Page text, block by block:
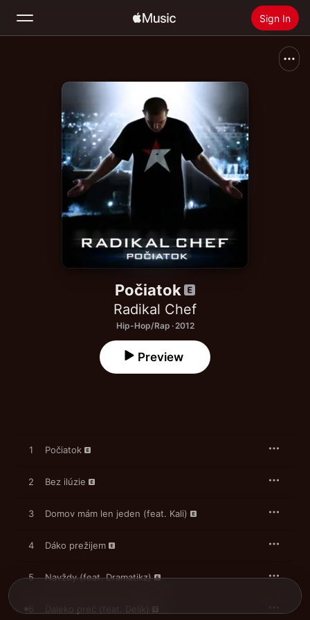
Sign In
Radio
Install Apple Music
Počiatok
Radikal Chef
Hip-Hop/Rap · 2012
Preview
1 Počiatok
2 Bez ilúzie
3 Domov mám len jeden (feat. Kali)
4 Dáko prežijem
5 Navždy (feat. Dramatikz)
6 Ďaleko preč (feat. Delik)